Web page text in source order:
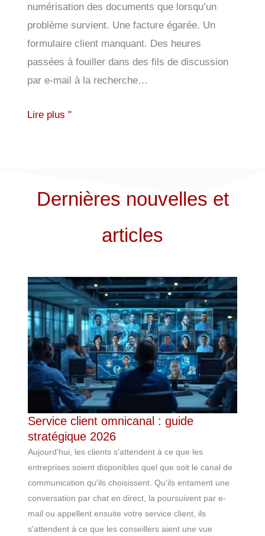
numérisation des documents que lorsqu’un
problème survient. Une facture égarée. Un
formulaire client manquant. Des heures
passées à fouiller dans des fils de discussion
par e-mail à la recherche…
Lire plus "
Dernières nouvelles et
articles
Service client omnicanal : guide
stratégique 2026
Aujourd'hui, les clients s'attendent à ce que les
entreprises soient disponibles quel que soit le canal de
communication qu'ils choisissent. Qu'ils entament une
conversation par chat en direct, la poursuivent par e-
mail ou appellent ensuite votre service client, ils
s'attendent à ce que les conseillers aient une vue